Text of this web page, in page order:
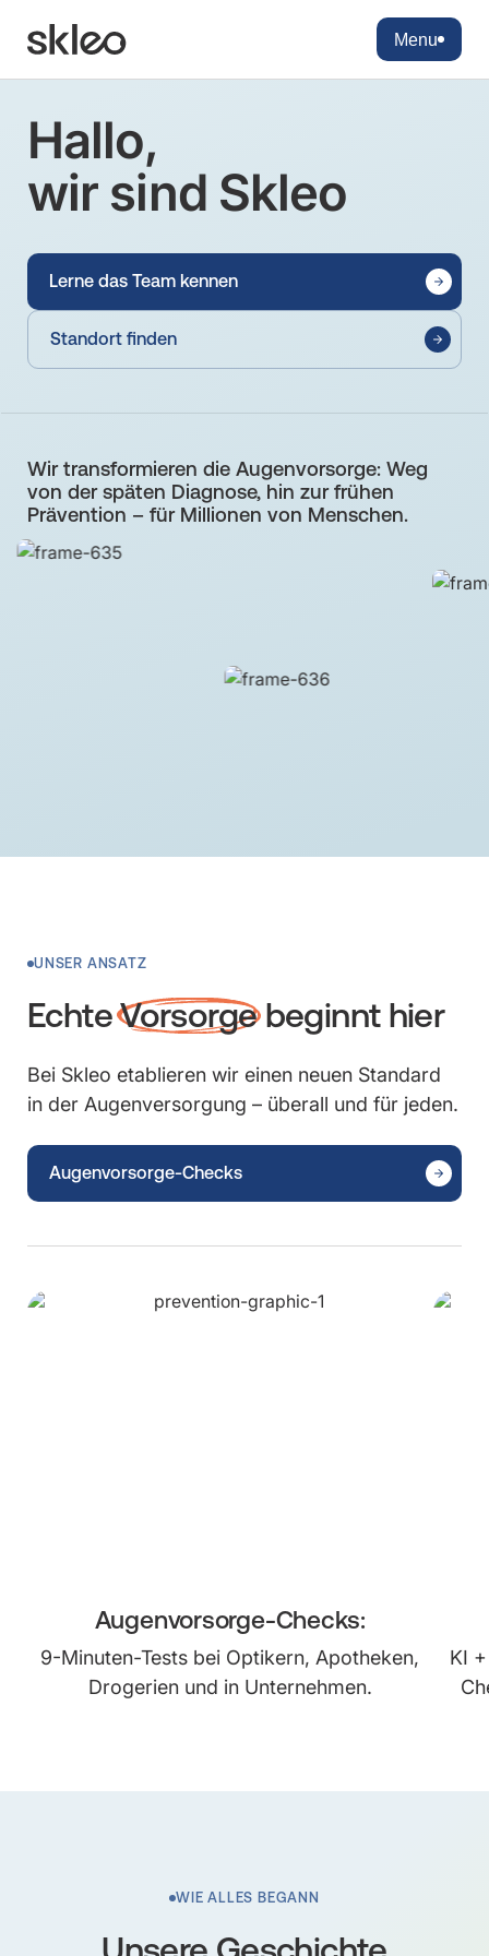
Menu
Hallo,
wir sind Skleo
Lerne das Team kennen
Standort finden
Wir transformieren die Augenvorsorge: Weg
von der späten Diagnose, hin zur frühen
Prävention – für Millionen von Menschen.
UNSER ANSATZ
EchteVorsorgebeginnt hier
Bei Skleo etablieren wir einen neuen Standard
in der Augenversorgung – überall und für jeden.
Augenvorsorge-Checks
Augenvorsorge-Checks:
9-Minuten-Tests bei Optikern, Apotheken,
Drogerien und in Unternehmen.
KI
WIE ALLES BEGANN